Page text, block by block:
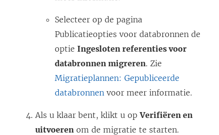
Selecteer op de pagina
Publicatieopties voor databronnen de
optie Ingesloten referenties voor
databronnen migreren. Zie
Migratieplannen: Gepubliceerde
databronnen voor meer informatie.
Als u klaar bent, klikt u opVerifiëren en
uitvoeren om de migratie te starten.